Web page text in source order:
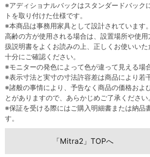
※アディショナルバックはスタンダードバック
トを取り付けた仕様です。
※本商品は事務用家具として設計されています
高齢の方が使用される場合は、設置場所や使
扱説明書をよくお読みの上、正しくお使いい
十分にご確認ください。
※モニターの発色によって色が違って見える場
※表示寸法と実寸の寸法許容差は商品により若
※諸般の事情により、予告なく商品の価格およ
とがありますので、あらかじめご了承ください
※保証を受ける際にはご購入明細書または納品
す。
「Mitra2」TOPへ